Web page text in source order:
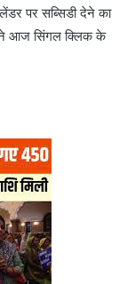
पर सब्सिडी देने का
ने आज सिंगल क्लिक के